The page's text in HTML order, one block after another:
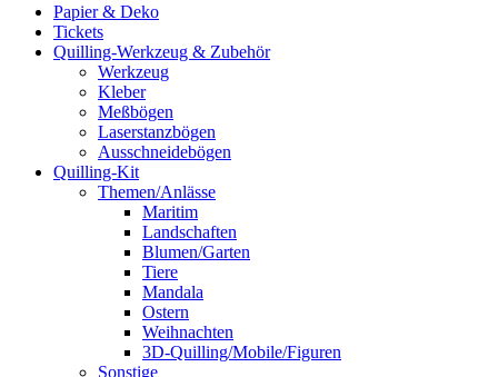
Papier & Deko
Tickets
Quilling-Werkzeug & Zubehör
Werkzeug
Kleber
Meßbögen
Laserstanzbögen
Ausschneidebögen
Quilling-Kit
Themen/Anlässe
Maritim
Landschaften
Blumen/Garten
Tiere
Mandala
Ostern
Weihnachten
3D-Quilling/Mobile/Figuren
Sonstige